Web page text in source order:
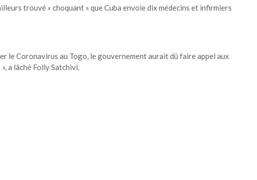
trouvé « choquant » que Cuba envoie dix médecins et infirmiers
le Coronavirus au Togo, le gouvernement aurait dû faire appel aux
a lâché Folly Satchivi.